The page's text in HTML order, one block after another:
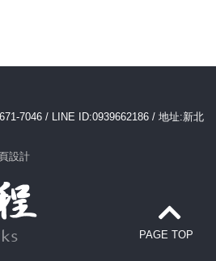
7046 / LINE ID:0939662186 / 地址:新北
設計
PAGE TOP